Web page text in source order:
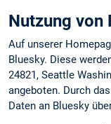
Nutzung von
Auf unserer
Bluesky. Diese
24821, Seattle
angeboten. Durch
Daten an Bluesky